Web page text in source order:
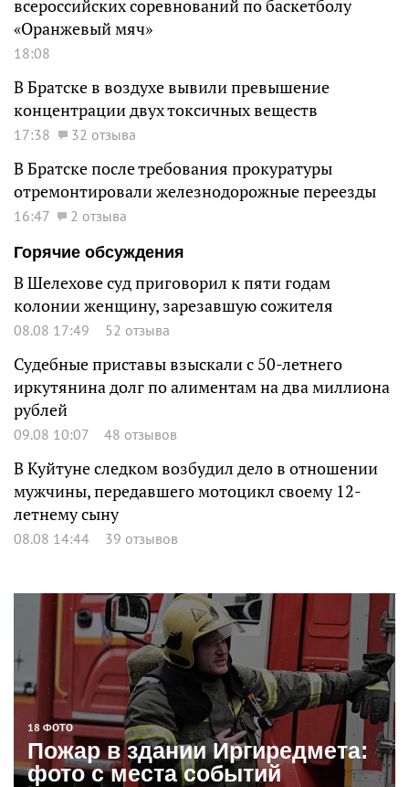
всероссийских соревнований по баскетболу
«Оранжевый мяч»
18:08
В Братске в воздухе вывили превышение
концентрации двух токсичных веществ
17:38 32 отзыва
В Братске после требования прокуратуры
отремонтировали железнодорожные переезды
16:47
2 отзыва
Горячие обсуждения
В Шелехове суд приговорил к пяти годам
колонии женщину, зарезавшую сожителя
08.08 17:49 52 отзыва
Судебные приставы взыскали с 50-летнего
иркутянина долг по алиментам на два миллиона
рублей
09.08 10:07 48 отзывов
В Куйтуне следком возбудил дело в отношении
мужчины, передавшего мотоцикл своему 12-
летнему сыну
08.08 14:44 39 отзывов
18 ФОТО
Пожар в здании Иргиредмета:
фото с места событий